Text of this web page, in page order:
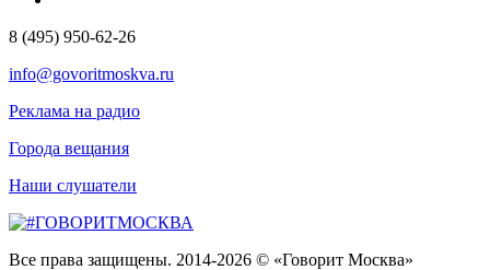
8 (495) 950-62-26
info@govoritmoskva.ru
Реклама на радио
Города вещания
Наши слушатели
Все права защищены. 2014-2026 © «Говорит Москва»